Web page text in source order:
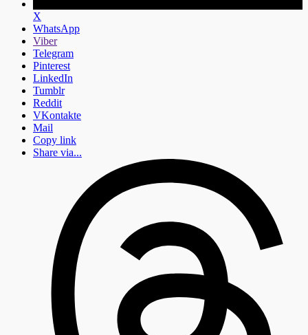
X
WhatsApp
Viber
Telegram
Pinterest
LinkedIn
Tumblr
Reddit
VKontakte
Mail
Copy link
Share via...